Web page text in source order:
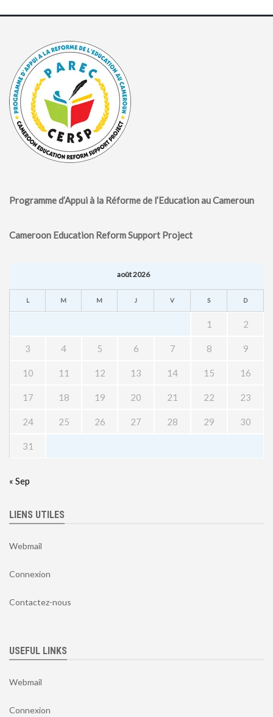
Programme d’Appui à la Réforme de l’Education au Cameroun
Cameroon Education Reform Support Project
août 2026
L M M J V S D
1 2
3 4 5 6 7 8 9
10 11 12 13 14 15 16
17 18 19 20 21 22 23
24 25 26 27 28 29 30
31
« Sep
LIENS UTILES
Webmail
Connexion
Contactez-nous
USEFUL LINKS
Webmail
Connexion